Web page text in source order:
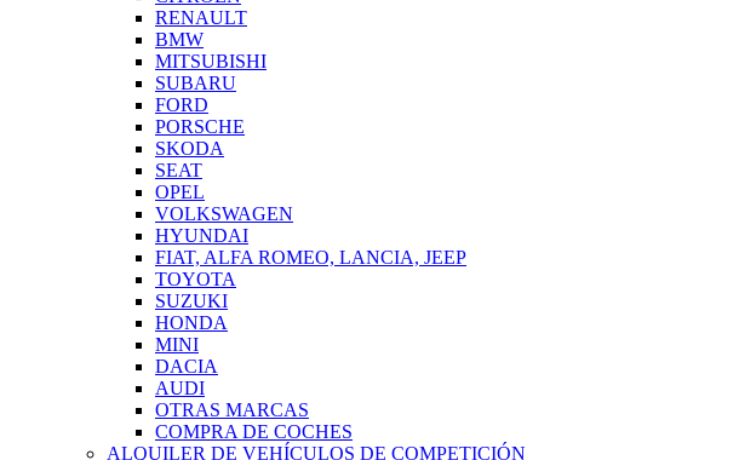
RENAULT
BMW
MITSUBISHI
SUBARU
FORD
PORSCHE
SKODA
SEAT
OPEL
VOLKSWAGEN
HYUNDAI
FIAT, ALFA ROMEO, LANCIA, JEEP
TOYOTA
SUZUKI
HONDA
MINI
DACIA
AUDI
OTRAS MARCAS
COMPRA DE COCHES
ALQUILER DE VEHÍCULOS DE COMPETICIÓN